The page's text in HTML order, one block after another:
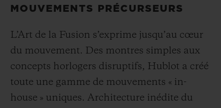
MOUVEMENTS PRÉCURSEURS
L’Art de la Fusion s’exprime jusqu’au cœur
du mouvement. Des montres simples aux
concepts horlogers disruptifs, Hublot a créé
toute une gamme de mouvements « in-
house » uniques. Architecture inédite du